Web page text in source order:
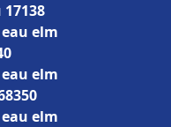
elm
elm
elm